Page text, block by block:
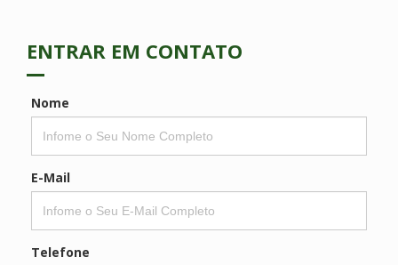
ENTRAR EM CONTATO
Nome
E-Mail
Telefone